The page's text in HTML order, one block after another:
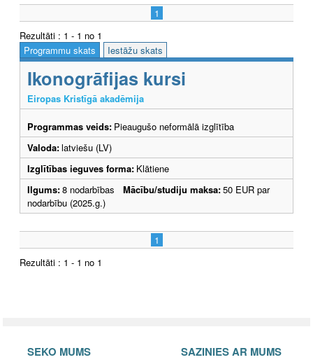
1
Rezultāti : 1 - 1 no 1
Programmu skats
Iestāžu skats
Ikonogrāfijas kursi
Eiropas Kristīgā akadēmija
Programmas veids: Pieaugušo neformālā izglītība
Valoda:latviešu (LV)
Izglītības ieguves forma: Klātiene
Ilgums:8 nodarbības Mācību/studiju maksa:50 EUR par
nodarbību (2025.g.)
1
Rezultāti : 1 - 1 no 1
SEKO MUMS SAZINIES AR MUMS